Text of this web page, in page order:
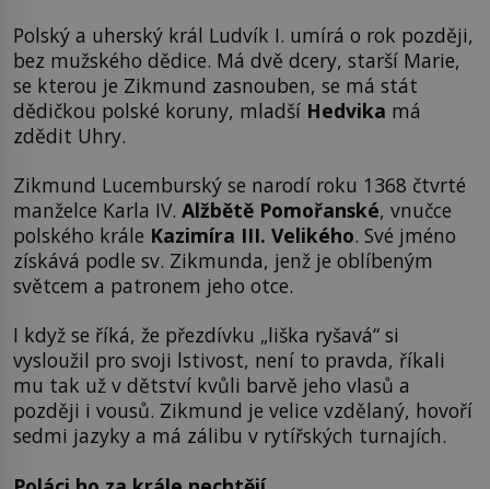
Polský a uherský král Ludvík I. umírá o rok později,
bez mužského dědice. Má dvě dcery, starší Marie,
se kterou je Zikmund zasnouben, se má stát
dědičkou polské koruny, mladší Hedvika má
zdědit Uhry.
Zikmund Lucemburský se narodí roku 1368 čtvrté
manželce Karla IV. Alžbětě Pomořanské, vnučce
polského krále Kazimíra III. Velikého. Své jméno
získává podle sv. Zikmunda, jenž je oblíbeným
světcem a patronem jeho otce.
I když se říká, že přezdívku „liška ryšavá“ si
vysloužil pro svoji lstivost, není to pravda, říkali
mu tak už v dětství kvůli barvě jeho vlasů a
později i vousů. Zikmund je velice vzdělaný, hovoří
sedmi jazyky a má zálibu v rytířských turnajích.